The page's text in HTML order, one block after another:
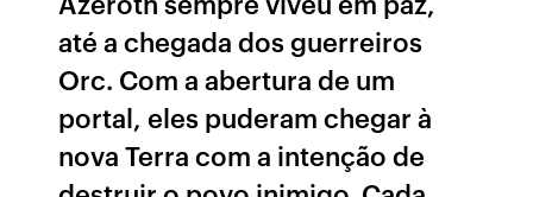
até a chegada dos guerreiros
Orc. Com a abertura de um
portal, eles puderam chegar à
nova Terra com a intenção de